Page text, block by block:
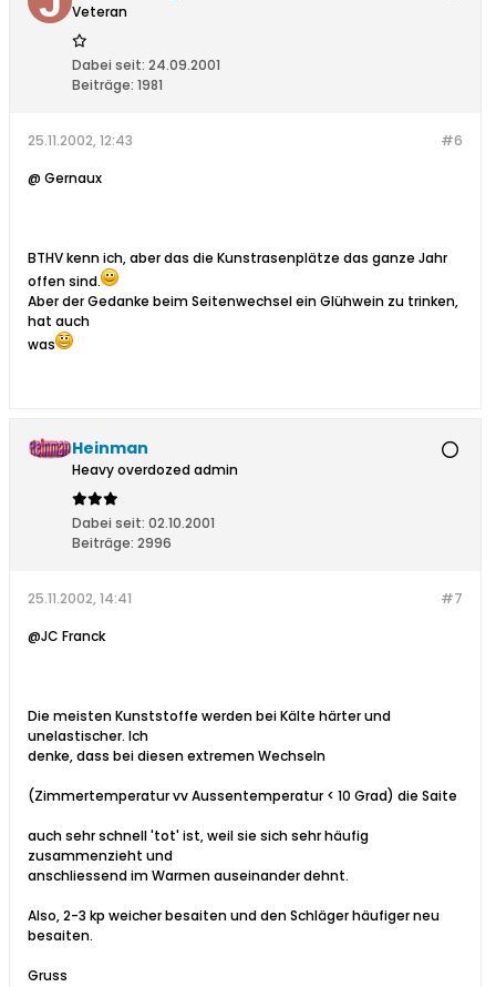
Veteran
Dabei seit: 24.09.2001
Beiträge: 1981
#6
25.11.2002, 12:43
@ Gernaux
BTHV kenn ich, aber das die Kunstrasenplätze das ganze Jahr
offen sind.
Aber der Gedanke beim Seitenwechsel ein Glühwein zu trinken,
hat auch
was
Heinman
Heavy overdozed admin
Dabei seit: 02.10.2001
Beiträge: 2996
#7
25.11.2002, 14:41
@JC Franck
Die meisten Kunststoffe werden bei Kälte härter und
unelastischer. Ich
denke, dass bei diesen extremen Wechseln
(Zimmertemperatur vv Aussentemperatur < 10 Grad) die Saite
auch sehr schnell 'tot' ist, weil sie sich sehr häufig
zusammenzieht und
anschliessend im Warmen auseinander dehnt.
Also, 2-3 kp weicher besaiten und den Schläger häufiger neu
besaiten.
Gruss